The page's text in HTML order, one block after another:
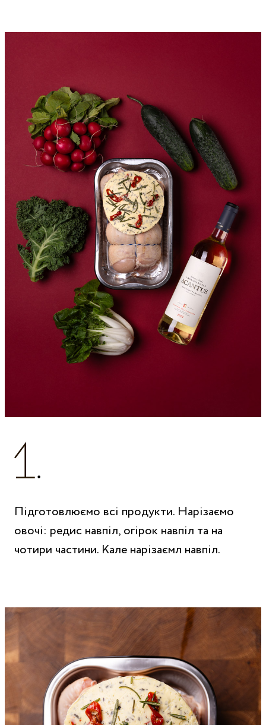
Підготовлюємо всі продукти. Нарізаємо
овочі: редис навпіл, огірок навпіл та на
чотири частини. Кале нарізаємл навпіл.